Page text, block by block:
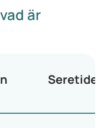
är
Seretide